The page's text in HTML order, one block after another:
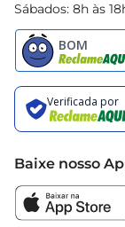
Sábados: 8h às
Baixe nosso